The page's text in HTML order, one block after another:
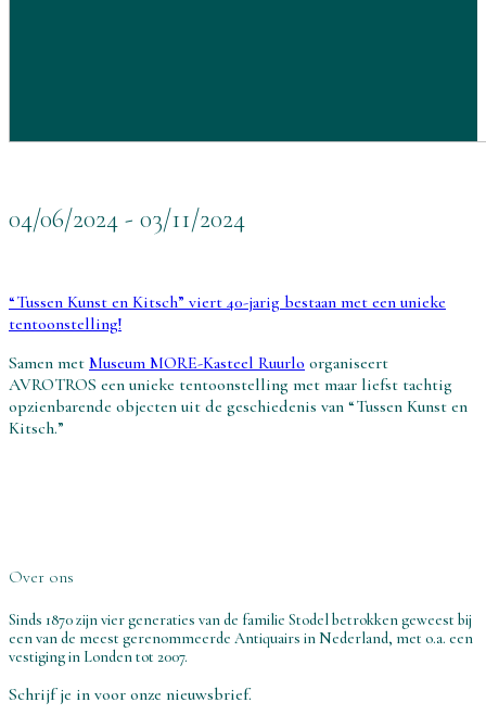
04/06/2024 - 03/11/2024
“Tussen Kunst en Kitsch” viert 40-jarig bestaan met een unieke
tentoonstelling!
Samen met Museum MORE-Kasteel Ruurlo organiseert
AVROTROS een unieke tentoonstelling met maar liefst tachtig
opzienbarende objecten uit de geschiedenis van “Tussen Kunst en
Kitsch.”
Over ons
Sinds 1870 zijn vier generaties van de familie Stodel betrokken geweest bij
een van de meest gerenommeerde Antiquairs in Nederland, met o.a. een
vestiging in Londen tot 2007.
Schrijf je in voor onze nieuwsbrief.